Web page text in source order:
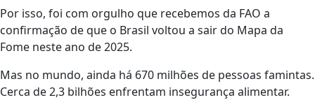
Por isso, foi com orgulho que recebemos da FAO a
confirmação de que o Brasil voltou a sair do Mapa da
Fome neste ano de 2025.
Mas no mundo, ainda há 670 milhões de pessoas famintas.
Cerca de 2,3 bilhões enfrentam insegurança alimentar.